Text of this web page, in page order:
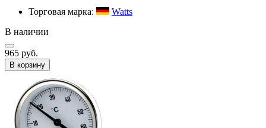
Торговая марка:
Watts
В наличии
965 руб.
В корзину